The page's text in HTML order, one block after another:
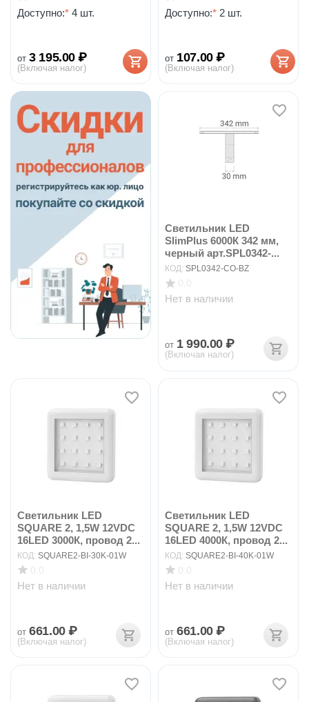
Доступно:* 4 шт.
от 3 195.00 ₽
(Включая налог)
Доступно:* 2 шт.
от 107.00 ₽
(Включая налог)
Cветильник LED
SlimPlus 6000К 342 мм,
черный арт.SPL0342-...
КОД: SPL0342-CO-BZ
Нет в наличии
от 1 990.00 ₽
(Включая налог)
Светильник LED
SQUARE 2, 1,5W 12VDC
16LED 3000К, провод 2...
КОД: SQUARE2-BI-30K-01W
Нет в наличии
от 661.00 ₽
(Включая налог)
Светильник LED
SQUARE 2, 1,5W 12VDC
16LED 4000К, провод 2...
КОД: SQUARE2-BI-40K-01W
Нет в наличии
от 661.00 ₽
(Включая налог)